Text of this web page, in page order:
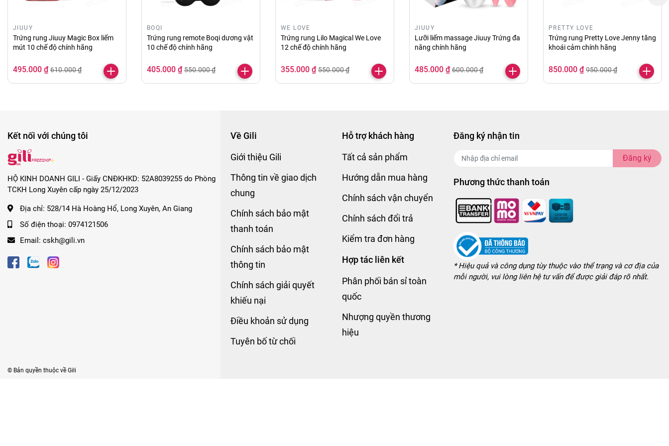
Việc sử dụng các sản phẩm hỗ trợ tình dục ngày nay rất phổ biến và quen thuộc, giúp cho cuộc yêu của bạn có cảm giác thăng hoa dễ dàng hơn và đầy khoái cảm. Bên
cạnh đó, bạn hãy tìm nơi uy tín chất lượng để mua sản phẩm để sử dụng được lâu hơn và an toàn cho sức khoẻ của bạn.
Những lý do bạn nên mua trứng rung không dây Aphojoy 1 đầu 7 chế độ nội địa Trung giá rẻ tiết kiệm tại Gili.vn:
Đảm bảo hàng chính hãng.
JIUUY
Trứng rung Jiuuy Magic Box liếm
mút 10 chế độ chính hãng
495.000 ₫ 610.000 ₫
BOQI
Trứng rung remote Boqi dương vật
10 chế độ chính hãng
405.000 ₫ 550.000 ₫
WE LOVE
Trứng rung Lilo Magical We Love
12 chế độ chính hãng
355.000 ₫ 550.000 ₫
JIUUY
Lưỡi liếm massage Jiuuy Trứng đa
năng chính hãng
485.000 ₫ 600.000 ₫
PRETTY LOVE
Trứng rung Pretty Love Jenny tăng
khoái cảm chính hãng
850.000 ₫ 950.000 ₫
Kết nối với chúng tôi
HỘ KINH DOANH GILI - Giấy CNĐKHKD: 52A8039255 do Phòng
TCKH Long Xuyên cấp ngày 25/12/2023
Địa chỉ: 528/14 Hà Hoàng Hổ, Long Xuyên, An Giang
Số điện thoại: 0974121506
Email: cskh@gili.vn
Về Gili
Giới thiệu Gili
Thông tin về giao dịch
chung
Chính sách bảo mật
thanh toán
Chính sách bảo mật
thông tin
Chính sách giải quyết
khiếu nại
Điều khoản sử dụng
Tuyên bố từ chối
Hỗ trợ khách hàng
Tất cả sản phẩm
Hướng dẫn mua hàng
Chính sách vận chuyển
Chính sách đổi trả
Kiểm tra đơn hàng
Hợp tác liên kết
Phân phối bán sỉ toàn
quốc
Nhượng quyền thương
hiệu
Đăng ký nhận tin
Đăng ký
Phương thức thanh toán
* Hiệu quả và công dụng tùy thuộc vào thể trạng và cơ địa của
mỗi người, vui lòng liên hệ tư vấn để được giải đáp rõ nhất.
© Bản quyền thuộc về Gili